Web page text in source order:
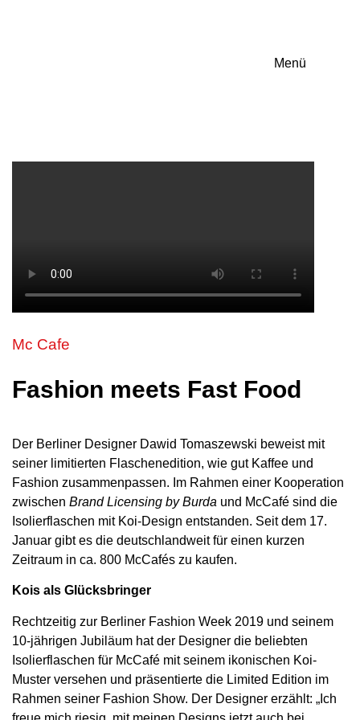
Menü
Mc Cafe
Fashion meets Fast Food
Der Berliner Designer Dawid Tomaszewski beweist mit
seiner limitierten Flaschenedition, wie gut Kaffee und
Fashion zusammenpassen. Im Rahmen einer Kooperation
zwischen Brand Licensing by Burda und McCafé sind die
Isolierflaschen mit Koi-Design entstanden. Seit dem 17.
Januar gibt es die deutschlandweit für einen kurzen
Zeitraum in ca. 800 McCafés zu kaufen.
Kois als Glücksbringer
Rechtzeitig zur Berliner Fashion Week 2019 und seinem
10-jährigen Jubiläum hat der Designer die beliebten
Isolierflaschen für McCafé mit seinem ikonischen Koi-
Muster versehen und präsentierte die Limited Edition im
Rahmen seiner Fashion Show. Der Designer erzählt: „Ich